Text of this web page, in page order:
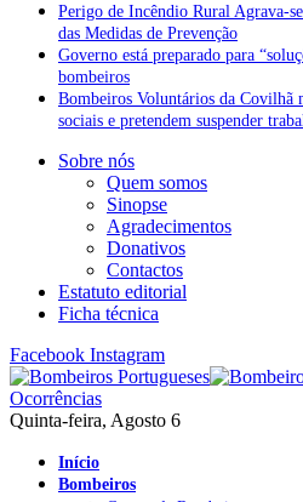
Perigo de Incêndio Rural Agrava-
das Medidas de Prevenção
Governo está preparado para
bombeiros
Bombeiros Voluntários da Covilhã
sociais e pretendem suspender
Sobre nós
Quem somos
Sinopse
Agradecimentos
Donativos
Contactos
Estatuto editorial
Ficha técnica
Facebook Instagram
Ocorrências
Quinta-feira, Agosto 6
Início
Bombeiros